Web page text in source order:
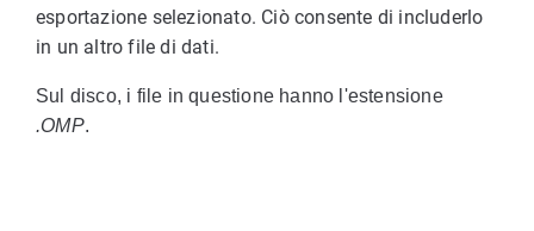
esportazione selezionato. Ciò consente di includerlo
in un altro file di dati.
Sul disco, i file in questione hanno l'estensione
.OMP.